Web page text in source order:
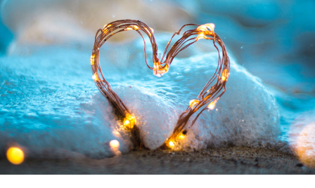
天使も悪魔も、どちらもあなたの一部。自分の中の両方を知
っておくことが、いざという時の本当の強さになるのかもし
れません。
■監修者プロフィール：蝶ちょ（ちょうちょ）
池袋占い館セレーネ所属。電話占いメルにも出演。第六感で
人の想いを捉える羅針盤ヒーラー。霊感タロット、四柱推
命、宿曜占星術でオーダーメイドの鑑定を手掛ける。転職、
結婚、離別など多くの経験から、今どう動くべきか悩む人に
説を務めるのは2013年以来、13年ぶりとなる。
ペナントレースも終盤に差し掛かり、古巣・ヤクルトにとっ
て勝負の夏となる神宮球場の一戦での髙津氏ならではの視点
に注目が集まる。
『ニッポン放送ショウアップナイター』では、今後も60周年
のアニバーサリーイヤーにふさわしい球界のレジェンドたち
がスペシャルゲスト解説者として登場する。さらに、リスナ
ーにとって嬉しい夏の味覚や現金が当たるプレゼント企画も